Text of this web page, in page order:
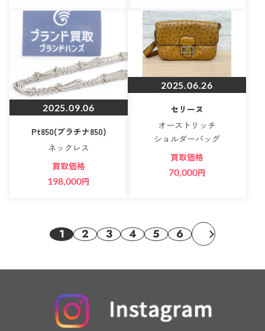
2025.09.06
Pt850(プラチナ850)
ネックレス
買取価格
198,000円
2025.06.26
セリーヌ
オーストリッチ
ショルダーバッグ
買取価格
70,000円
1 2 3 4 5 6